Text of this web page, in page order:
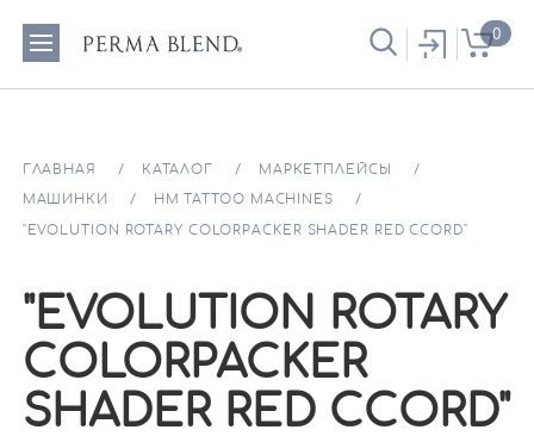
0
ГЛАВНАЯ КАТАЛОГ МАРКЕТПЛЕЙСЫ
МАШИНКИ HM TATTOO MACHINES
"EVOLUTION ROTARY COLORPACKER SHADER RED CCORD"
"EVOLUTION ROTARY
COLORPACKER
SHADER RED CCORD"